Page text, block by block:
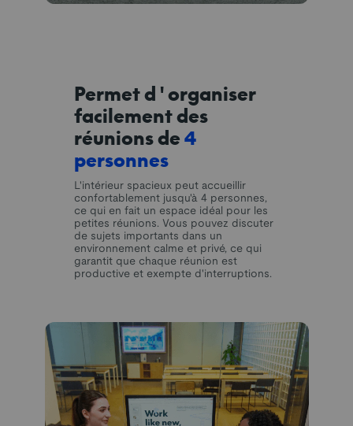
Permet d'organiser
facilement des
réunions de 4
personnes
L'intérieur spacieux peut accueillir
confortablement jusqu'à 4 personnes,
ce qui en fait un espace idéal pour les
petites réunions. Vous pouvez discuter
de sujets importants dans un
environnement calme et privé, ce qui
garantit que chaque réunion est
productive et exempte d'interruptions.